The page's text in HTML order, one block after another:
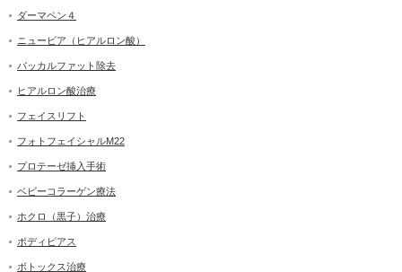
ダーマペン４
ニュービア（ヒアルロン酸）
バッカルファット除去
ヒアルロン酸治療
フェイスリフト
フォトフェイシャルM22
プロテーゼ挿入手術
ベビーコラーゲン療法
ホクロ（黒子）治療
ボディピアス
ボトックス治療